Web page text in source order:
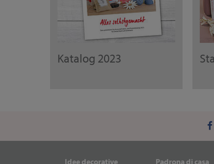
Katalog 2023
Idee decorative Padrona di casa